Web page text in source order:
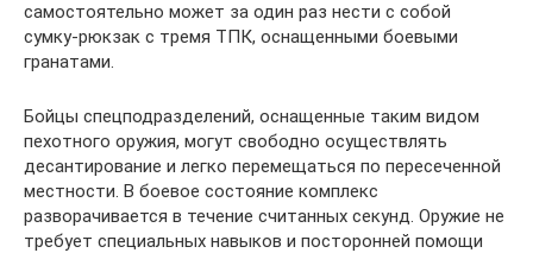
самостоятельно может за один раз нести с собой
сумку-рюкзак с тремя ТПК, оснащенными боевыми
гранатами.
Бойцы спецподразделений, оснащенные таким видом
пехотного оружия, могут свободно осуществлять
десантирование и легко перемещаться по пересеченной
местности. В боевое состояние комплекс
разворачивается в течение считанных секунд. Оружие не
требует специальных навыков и посторонней помощи